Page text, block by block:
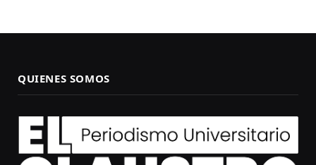
QUIENES SOMOS